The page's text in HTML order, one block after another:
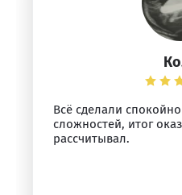
Всё сделали
сложностей, итог
рассчитывал.